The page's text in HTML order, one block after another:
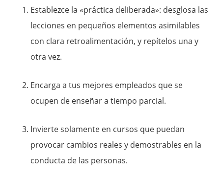
Establezce la «práctica deliberada»: desglosa las
lecciones en pequeños elementos asimilables
con clara retroalimentación, y repítelos una y
otra vez.
Encarga a tus mejores empleados que se
ocupen de enseñar a tiempo parcial.
Invierte solamente en cursos que puedan
provocar cambios reales y demostrables en la
conducta de las personas.